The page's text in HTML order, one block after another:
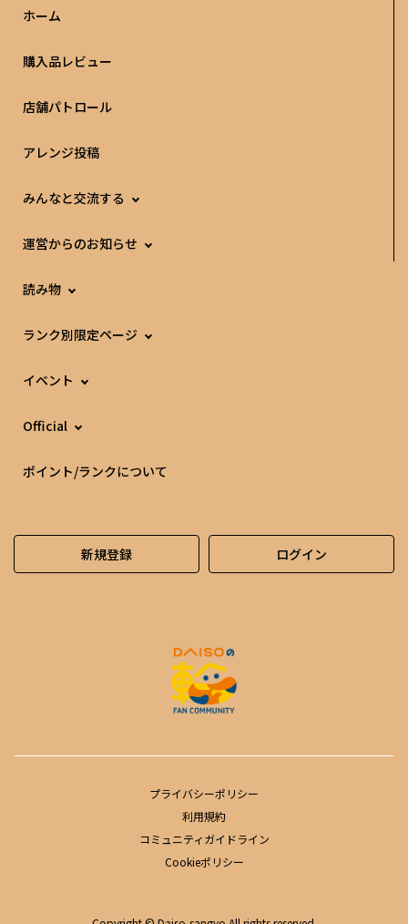
ホーム
購入品レビュー
店舗パトロール
アレンジ投稿
みんなと交流する
運営からのお知らせ
読み物
ランク別限定ページ
イベント
Official
ポイント/ランクについて
新規登録 ログイン
プライバシーポリシー
利用規約
コミュニティガイドライン
Cookieポリシー